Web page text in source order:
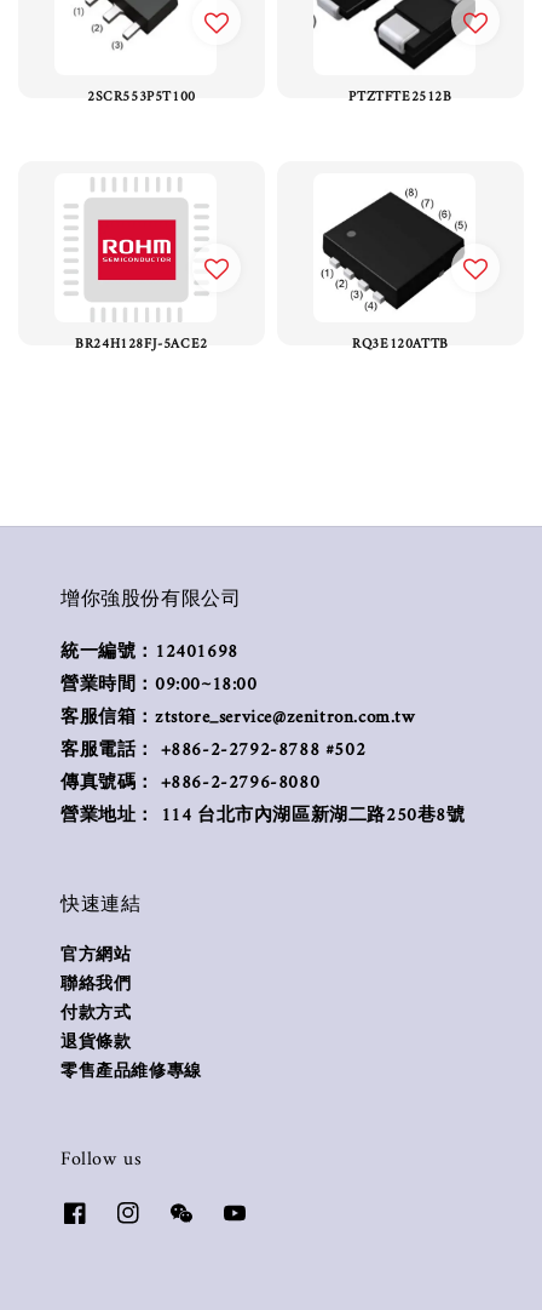
2SCR553P5T100 PTZTFTE2512B
BR24H128FJ-5ACE2 RQ3E120ATTB
增你強股份有限公司
統一編號：12401698
營業時間：09:00~18:00
客服信箱：ztstore_service@zenitron.com.tw
客服電話： +886-2-2792-8788 #502
傳真號碼： +886-2-2796-8080
營業地址： 114 台北市內湖區新湖二路250巷8號
快速連結
官方網站
聯絡我們
付款方式
退貨條款
零售產品維修專線
Follow us